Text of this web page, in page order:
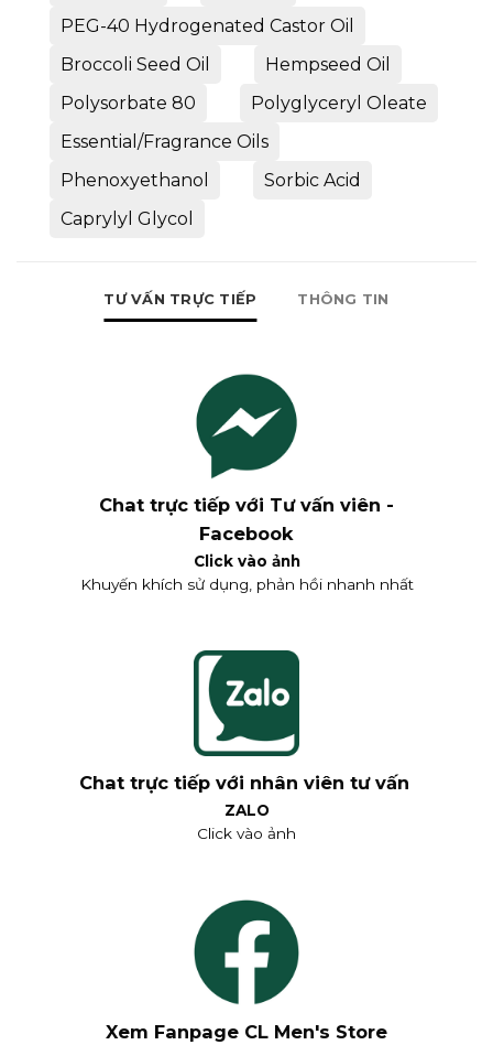
PEG-40 Hydrogenated Castor Oil
Broccoli Seed Oil
Hempseed Oil
Polysorbate 80
Polyglyceryl Oleate
Essential/Fragrance Oils
Phenoxyethanol
Sorbic Acid
Caprylyl Glycol
TƯ VẤN TRỰC TIẾP THÔNG TIN
Chat trực tiếp với Tư vấn viên -
Facebook
Click vào ảnh
Khuyến khích sử dụng, phản hồi nhanh nhất
Chat trực tiếp với nhân viên tư vấn
ZALO
Click vào ảnh
Xem Fanpage CL Men's Store